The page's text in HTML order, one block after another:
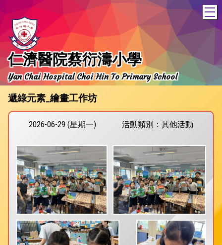
仁濟醫院蔡衍濤小學
Yan Chai Hospital Choi Hin To Primary School
遞綠元素_繪畫工作坊
2026-06-29 (星期一) 活動類別：其他活動